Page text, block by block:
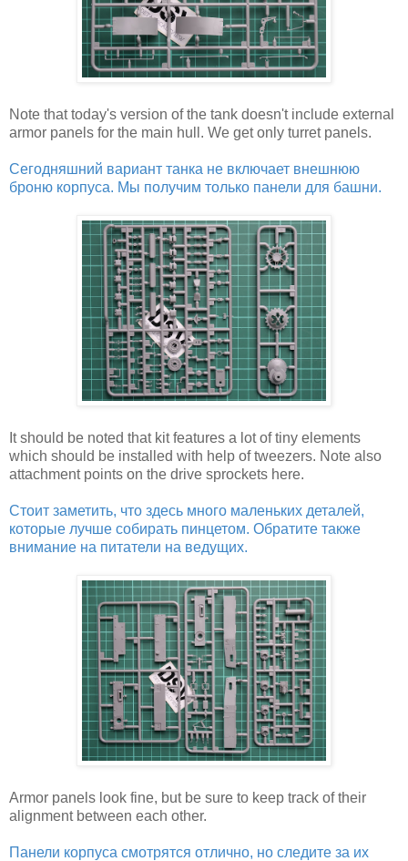
Note that today's version of the tank doesn't include external
armor panels for the main hull. We get only turret panels.
Сегодняшний вариант танка не включает внешнюю
броню корпуса. Мы получим только панели для башни.
It should be noted that kit features a lot of tiny elements
which should be installed with help of tweezers. Note also
attachment points on the drive sprockets here.
Стоит заметить, что здесь много маленьких деталей,
которые лучше собирать пинцетом. Обратите также
внимание на питатели на ведущих.
Armor panels look fine, but be sure to keep track of their
alignment between each other.
Панели корпуса смотрятся отлично, но следите за их